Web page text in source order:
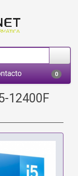
0
12400F